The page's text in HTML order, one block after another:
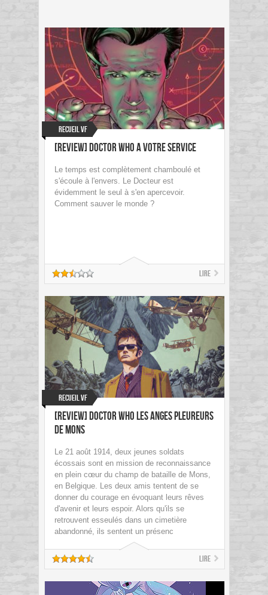
Recueil VF
[review] Doctor Who A votre service
Le temps est complètement chamboulé et
s'écoule à l'envers. Le Docteur est
évidemment le seul à s'en apercevoir.
Comment sauver le monde ?
Lire
Recueil VF
[Review] Doctor Who Les anges pleureurs
de Mons
Le 21 août 1914, deux jeunes soldats
écossais sont en mission de reconnaissance
en plein cœur du champ de bataille de Mons,
en Belgique. Les deux amis tentent de se
donner du courage en évoquant leurs rêves
d'avenir et leurs espoir. Alors qu'ils se
retrouvent esseulés dans un cimetière
abandonné, ils sentent un présenc
Lire